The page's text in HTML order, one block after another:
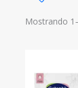
Mostrando